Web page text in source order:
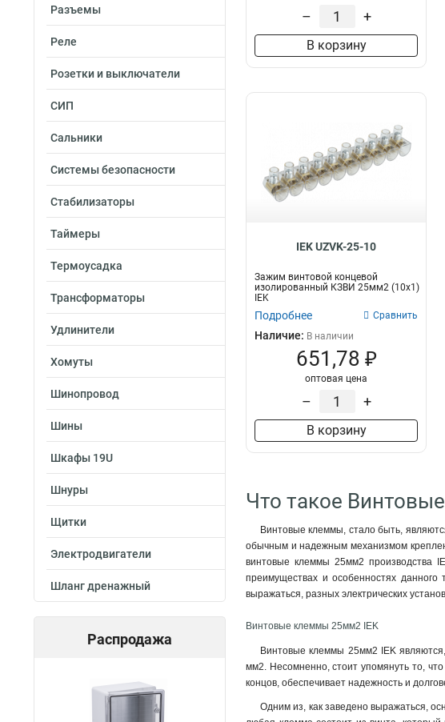
Разъемы
Реле
Розетки и выключатели
СИП
Сальники
Системы безопасности
Стабилизаторы
Таймеры
Термоусадка
Трансформаторы
Удлинители
Хомуты
Шинопровод
Шины
Шкафы 19U
Шнуры
Щитки
Электродвигатели
Шланг дренажный
Распродажа
– +
В корзину
IEK UZVK-25-10
Зажим винтовой концевой
изолированный КЗВИ 25мм2 (10x1)
IEK
Подробнее Сравнить
Наличие: В наличии
651,78 ₽
оптовая цена
– +
В корзину
Что такое
Винтовые клеммы, стало быть,
обычным и надежным механизмом
винтовые клеммы 25мм2 производства
преимуществах и особенностях
выражаться, разных электрических
Винтовые клеммы 25мм2 IEK
Винтовые клеммы 25мм2 IEK
мм2. Несомненно, стоит упомянуть то,
концов, обеспечивает надежность и
Одним из, как заведено выражаться,